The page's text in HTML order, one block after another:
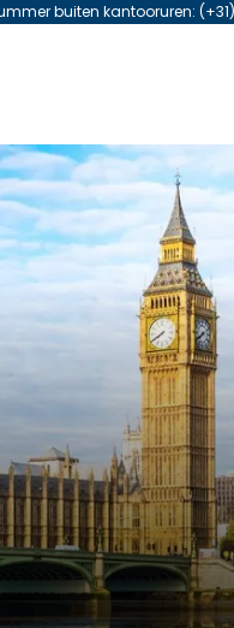
buiten kantooruren: